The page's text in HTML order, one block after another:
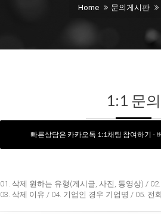
Home 문의게시판
1:1 문의
빠른상담은 카카오톡 1:1채팅 참여하기 -
01. 삭제 원하는 유형(게시글, 사진, 동영상) /
03. 삭제 이유 / 04. 기업인 경우 기업명 / 05. 전